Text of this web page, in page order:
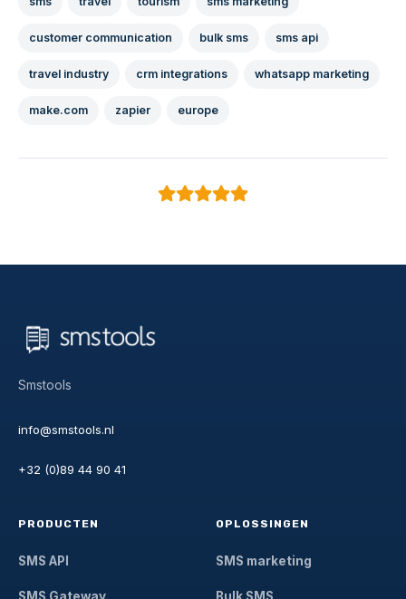
customer communication bulk sms sms api
travel industry crm integrations whatsapp marketing
make.com zapier europe
Smstools
info@smstools.nl
+32 (0)89 44 90 41
PRODUCTEN
SMS API
OPLOSSINGEN
SMS marketing